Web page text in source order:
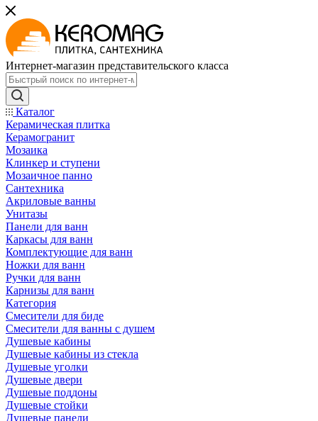
Интернет-магазин представительского класса
Каталог
Керамическая плитка
Керамогранит
Мозаика
Клинкер и ступени
Мозаичное панно
Сантехника
Акриловые ванны
Унитазы
Панели для ванн
Каркасы для ванн
Комплектующие для ванн
Ножки для ванн
Ручки для ванн
Карнизы для ванн
Категория
Смесители для биде
Смесители для ванны с душем
Душевые кабины
Душевые кабины из стекла
Душевые уголки
Душевые двери
Душевые поддоны
Душевые стойки
Душевые панели